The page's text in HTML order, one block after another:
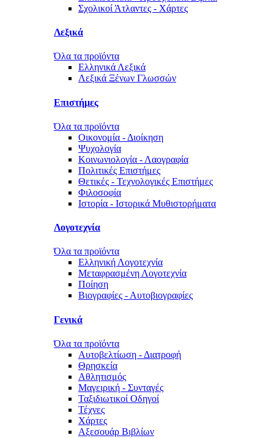
Σχολικοί Άτλαντες - Χάρτες
Λεξικά
Όλα τα προϊόντα
Ελληνικά Λεξικά
Λεξικά Ξένων Γλωσσών
Επιστήμες
Όλα τα προϊόντα
Οικονομία - Διοίκηση
Ψυχολογία
Κοινωνιολογία - Λαογραφία
Πολιτικές Eπιστήμες
Θετικές - Τεχνολογικές Επιστήμες
Φιλοσοφία
Ιστορία - Ιστορικά Μυθιστορήματα
Λογοτεχνία
Όλα τα προϊόντα
Ελληνική Λογοτεχνία
Μεταφρασμένη Λογοτεχνία
Ποίηση
Βιογραφίες - Αυτοβιογραφίες
Γενικά
Όλα τα προϊόντα
Αυτοβελτίωση - Διατροφή
Θρησκεία
Αθλητισμός
Μαγειρική - Συνταγές
Ταξιδιωτικοί Οδηγοί
Τέχνες
Χάρτες
Αξεσουάρ Βιβλίων